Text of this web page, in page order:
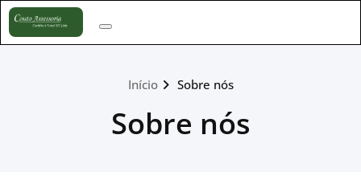
Skip
to
content
Início Sobre nós
Sobre nós